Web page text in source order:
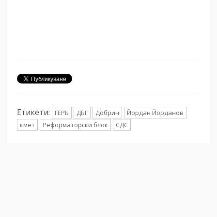
Етикети: ГЕРБ ДБГ Добрич
Йордан Йорданов
кмет
Реформаторски блок СДС